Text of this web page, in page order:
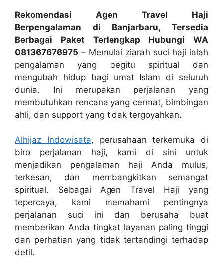
Rekomendasi Agen Travel Haji
Berpengalaman di Banjarbaru, Tersedia
Berbagai Paket Terlengkap Hubungi WA
081367676975 – Memulai ziarah suci haji ialah
pengalaman yang begitu spiritual dan
mengubah hidup bagi umat Islam di seluruh
dunia. Ini merupakan perjalanan yang
membutuhkan rencana yang cermat, bimbingan
ahli, dan support yang tidak tergoyahkan.
Alhijaz Indowisata, perusahaan terkemuka di
biro perjalanan haji, kami di sini untuk
menjadikan pengalaman haji Anda mulus,
terkesan, dan membangkitkan semangat
spiritual. Sebagai Agen Travel Haji yang
tepercaya, kami memahami pentingnya
perjalanan suci ini dan berusaha buat
memberikan Anda tingkat layanan paling tinggi
dan perhatian yang tidak tertandingi terhadap
detil.